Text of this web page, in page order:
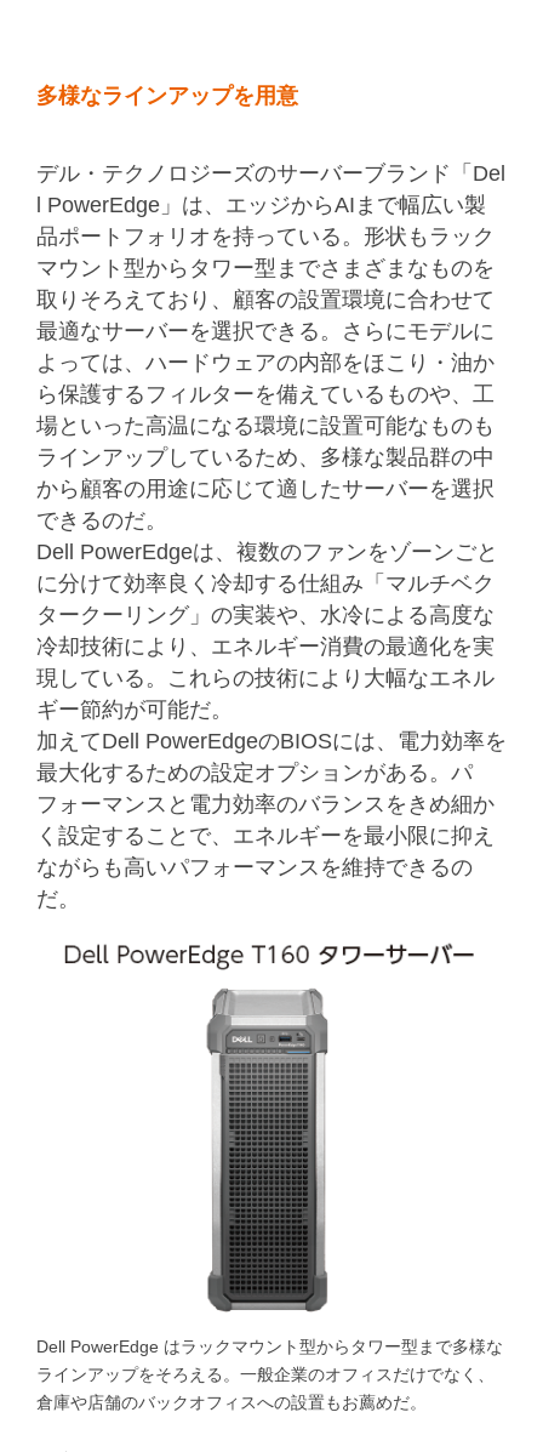
多様なラインアップを用意
Dell PowerEdge はラックマウント型からタワー型まで多様な
ラインアップをそろえる。一般企業のオフィスだけでなく、
倉庫や店舗のバックオフィスへの設置もお薦めだ。
デル・テクノロジーズのサーバーブランド「Del
l PowerEdge」は、エッジからAIまで幅広い製
品ポートフォリオを持っている。形状もラック
マウント型からタワー型までさまざまなものを
取りそろえており、顧客の設置環境に合わせて
最適なサーバーを選択できる。さらにモデルに
よっては、ハードウェアの内部をほこり・油か
ら保護するフィルターを備えているものや、工
場といった高温になる環境に設置可能なものも
ラインアップしているため、多様な製品群の中
から顧客の用途に応じて適したサーバーを選択
できるのだ。
Dell PowerEdgeは、複数のファンをゾーンごと
に分けて効率良く冷却する仕組み「マルチベク
タークーリング」の実装や、水冷による高度な
冷却技術により、エネルギー消費の最適化を実
現している。これらの技術により大幅なエネル
ギー節約が可能だ。
加えてDell PowerEdgeのBIOSには、電力効率を
最大化するための設定オプションがある。パ
フォーマンスと電力効率のバランスをきめ細か
く設定することで、エネルギーを最小限に抑え
ながらも高いパフォーマンスを維持できるの
だ。